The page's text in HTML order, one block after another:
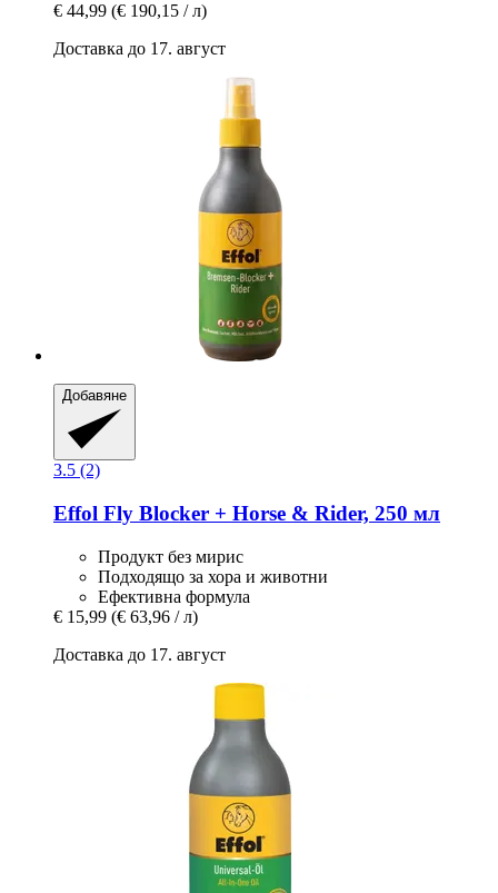
€ 44,99 (€ 190,15 / л)
Доставка до 17. август
Добавяне
3.5 (2)
Effol Fly Blocker + Horse & Rider, 250 мл
Продукт без мирис
Подходящо за хора и животни
Ефективна формула
€ 15,99 (€ 63,96 / л)
Доставка до 17. август